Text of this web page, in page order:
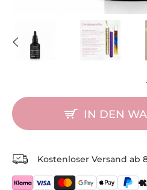
IN DEN
Kostenloser Versand ab